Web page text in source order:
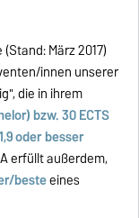
März 2017)
innen unserer
die in ihrem
bzw. 30 ECTS
oder besser
erfüllt außerdem,
besteeines